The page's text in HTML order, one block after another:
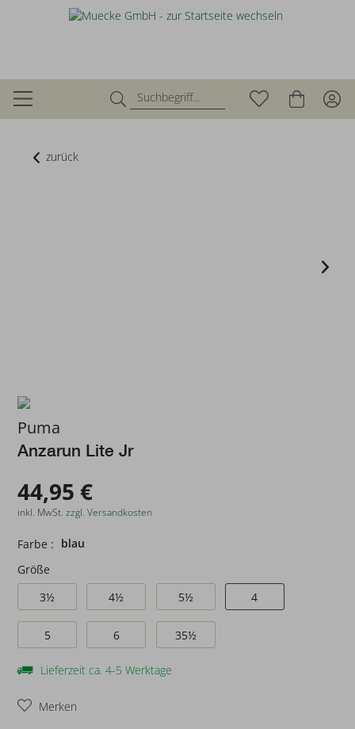
zurück
Puma
Anzarun Lite Jr
44,95 €
inkl. MwSt.zzgl. Versandkosten
Farbe : blau
Größe
3½
4½ 5½ 4
5 6 35½
Lieferzeit ca. 4-5 Werktage
Merken